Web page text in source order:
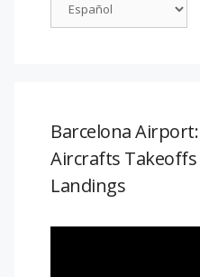
Barcelona
Aircrafts
Landings